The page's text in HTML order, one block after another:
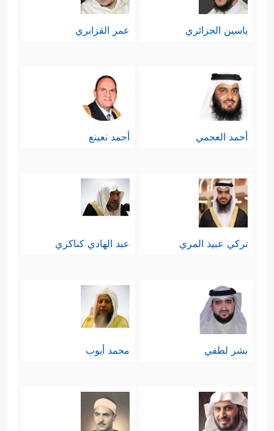
ياسين الجزائري عمر القزابري
أحمد العجمي أحمد نعينع
تركي عبيد المري عبد الهادي كناكري
بشر لطفي محمد أيوب